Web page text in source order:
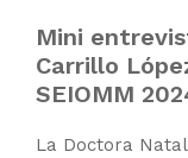
Mini
Carrillo
SEIOMM
La Doctora